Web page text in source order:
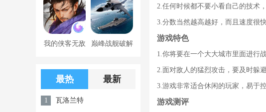
币版下载中文 广告
我的侠客无敌 巅峰战舰破解
限钻石
最热 最新
1 瓦洛兰特
2.任何时候都不要小看自己的技术
3.分数当然越高越好，而且速度很
游戏特色
1.你将要在一个大大城市里面进行战
2.面对敌人的猛烈攻击，要及时躲
3.游戏非常适合休闲的玩家，易于
游戏测评